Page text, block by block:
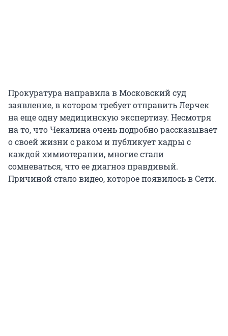
Прокуратура направила в Московский суд
заявление, в котором требует отправить Лерчек
на еще одну медицинскую экспертизу. Несмотря
на то, что Чекалина очень подробно рассказывает
о своей жизни с раком и публикует кадры с
каждой химиотерапии, многие стали
сомневаться, что ее диагноз правдивый.
Причиной стало видео, которое появилось в Сети.